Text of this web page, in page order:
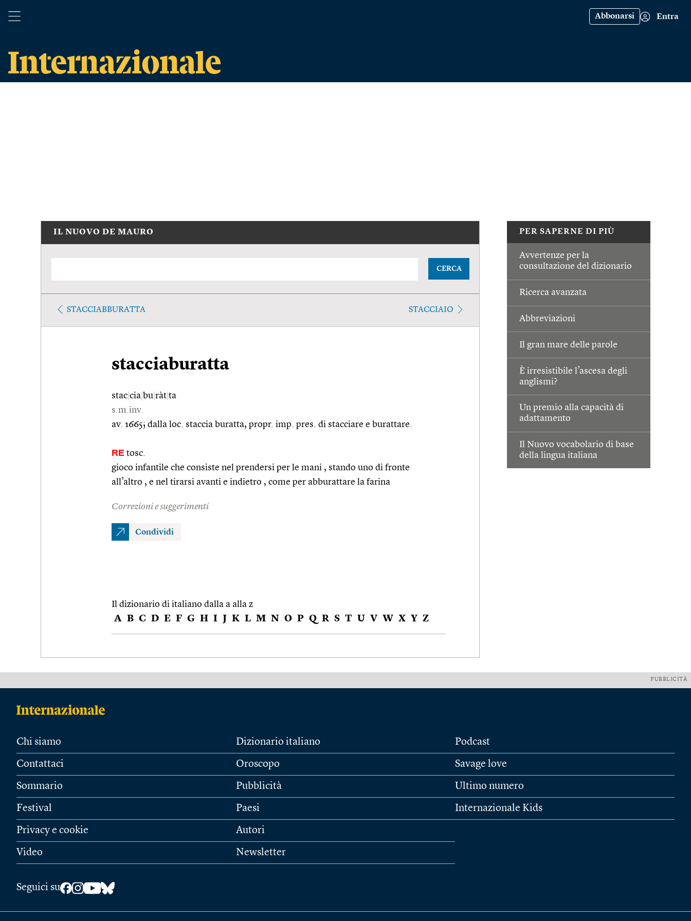
Abbonarsi Entra
PER SAPERNE DI PIÙ
Avvertenze per la
consultazione del dizionario
Ricerca avanzata
Abbreviazioni
Il gran mare delle parole
È irresistibile l’ascesa degli
anglismi?
Un premio alla capacità di
adattamento
Il Nuovo vocabolario di base
della lingua italiana
IL NUOVO DE MAURO
CERCA
STACCIABBURATTA STACCIAIO
stacciaburatta
stac cia bu ràt ta
s.m.inv.
av. 1665; dalla loc. staccia buratta, propr. imp. pres. di stacciare e burattare.
RE tosc.
gioco infantile che consiste nel prendersi per le mani , stando uno di fronte
all’altro , e nel tirarsi avanti e indietro , come per abburattare la farina
Correzioni e suggerimenti
Condividi
Il dizionario di italiano dalla a alla z
A B C D E F G H I J K L M N O P Q R S T U V W X Y Z
PUBBLICITÀ
Chi siamo
Contattaci
Sommario
Festival
Privacy e cookie
Video
Dizionario italiano
Oroscopo
Pubblicità
Paesi
Autori
Newsletter
Podcast
Savage love
Ultimo numero
Internazionale Kids
Seguici su